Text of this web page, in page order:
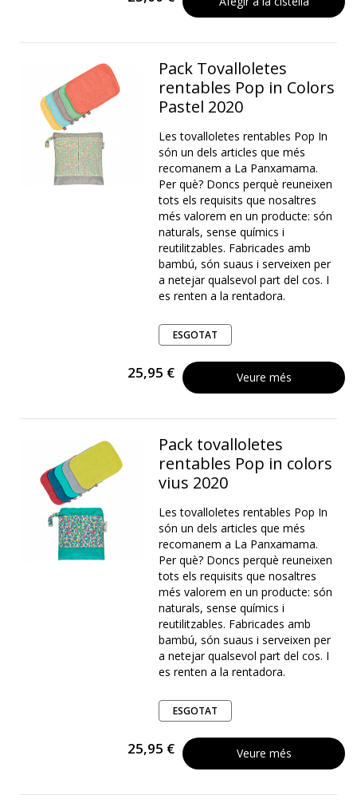
Pack Tovalloletes
rentables Pop in Colors
Pastel 2020
Les tovalloletes rentables Pop In
són un dels articles que més
recomanem a La Panxamama.
Per què? Doncs perquè reuneixen
tots els requisits que nosaltres
més valorem en un producte: són
naturals, sense químics i
reutilitzables. Fabricades amb
bambú, són suaus i serveixen per
a netejar qualsevol part del cos. I
es renten a la rentadora.
ESGOTAT
25,95 € Veure més
Pack tovalloletes
rentables Pop in colors
vius 2020
Les tovalloletes rentables Pop In
són un dels articles que més
recomanem a La Panxamama.
Per què? Doncs perquè reuneixen
tots els requisits que nosaltres
més valorem en un producte: són
naturals, sense químics i
reutilitzables. Fabricades amb
bambú, són suaus i serveixen per
a netejar qualsevol part del cos. I
es renten a la rentadora.
ESGOTAT
25,95 € Veure més